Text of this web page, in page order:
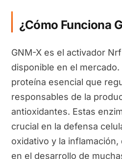
¿Cómo Funciona
GNM-X es el activador
disponible en el
proteína esencial que
responsables de la
antioxidantes. Estas
crucial en la defensa
oxidativo y la
en el desarrollo de